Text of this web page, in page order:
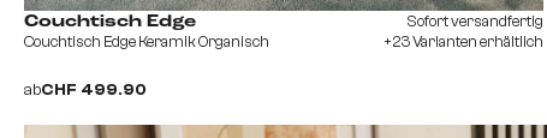
Couchtisch Edge
Couchtisch Edge Keramik Organisch
abCHF 499.90
Sofort versandfertig
+23 Varianten erhältlich